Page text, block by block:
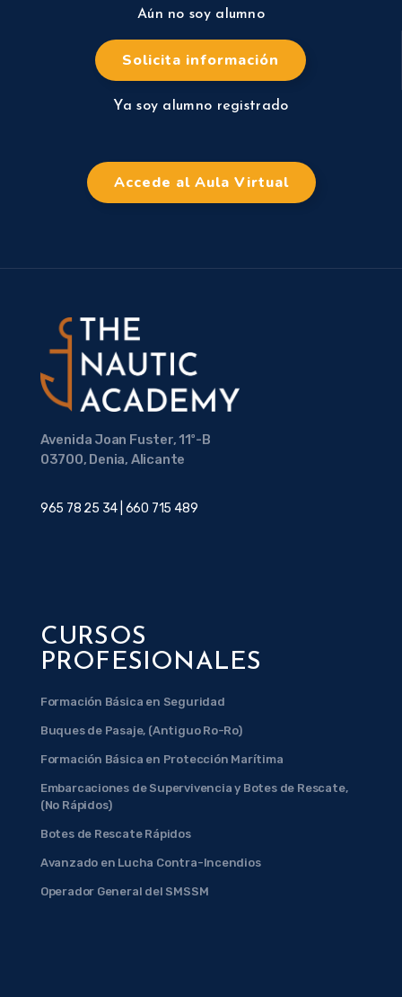
Aún no soy alumno
Solicita información
Ya soy alumno registrado
Accede al Aula Virtual
Avenida Joan Fuster, 11º-B
03700, Denia, Alicante
965 78 25 34 | 660 715 489
CURSOS
PROFESIONALES
Formación Básica en Seguridad
Buques de Pasaje, (Antiguo Ro-Ro)
Formación Básica en Protección Marítima
Embarcaciones de Supervivencia y Botes de Rescate,
(No Rápidos)
Botes de Rescate Rápidos
Avanzado en Lucha Contra-Incendios
Operador General del SMSSM